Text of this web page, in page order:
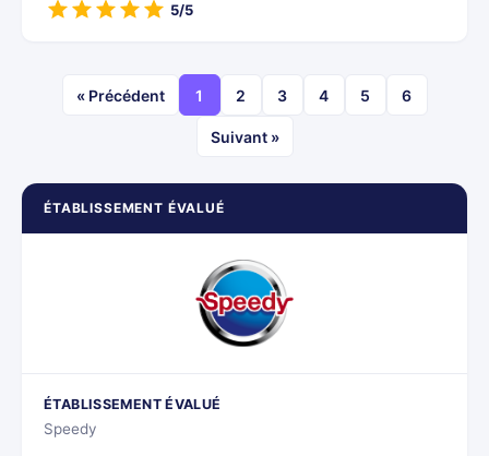
ÉTABLISSEMENT ÉVALUÉ
ÉTABLISSEMENT ÉVALUÉ
Speedy
5/5
« Précédent 1 2 3 4 5 6
Suivant »